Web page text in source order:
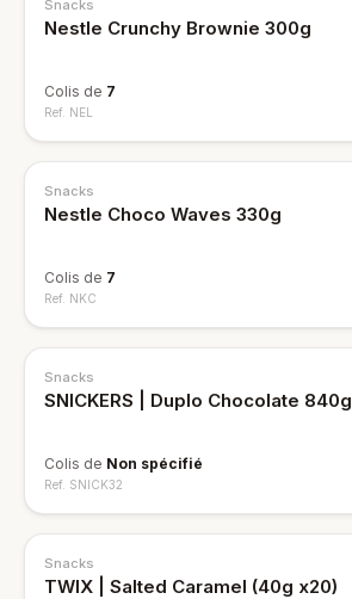
Snacks
Nestle Crunchy Brownie 300g
Colis de 7
Ref. NEL
Snacks
Nestle Choco Waves 330g
Colis de 7
Ref. NKC
Snacks
SNICKERS | Duplo Chocolate 840g
Colis de Non spécifié
Ref. SNICK32
Snacks
TWIX | Salted Caramel (40g x20)